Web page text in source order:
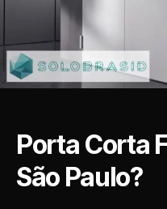
Porta Corta
São Paulo?